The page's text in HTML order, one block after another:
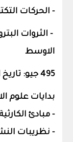
- الحركات
- الثروات
الاوسط
495 جيو: تاريخ الجيولوجيا 1(1+0+0)
بدايات علوم
- مبادئ
- نظريبات